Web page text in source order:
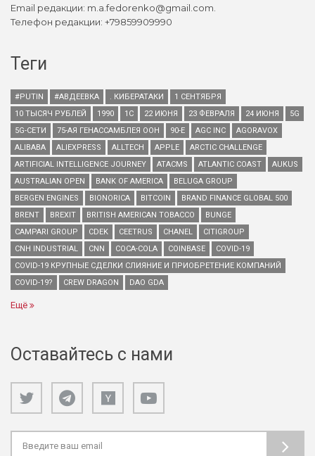
Email редакции: m.a.fedorenko@gmail.com.
Телефон редакции: +79859909990
Теги
#PUTIN #АВДЕЕВКА . КИБЕРАТАКИ
1 СЕНТЯБРЯ
10 ТЫСЯЧ РУБЛЕЙ
1990 1С 22 ИЮНЯ 23 ФЕВРАЛЯ 24 ИЮНЯ
5G
5G-СЕТИ
75-АЯ ГЕНАССАМБЛЕЯ ООН 90-Е AGC INC
AGORAVOX
ALIBABA
ALIEXPRESS ALLTECH APPLE
ARCTIC CHALLENGE
ARTIFICIAL INTELLIGENCE JOURNEY
ATACMS ATLANTIC COAST
AUKUS
AUSTRALIAN OPEN
BANK OF AMERICA
BELUGA GROUP
BERGEN ENGINES
BIONORICA BITCOIN
BRAND FINANCE GLOBAL 500
BRENT
BREXIT BRITISH AMERICAN TOBACCO
BUNGE
CAMPARI GROUP
CDEK CEETRUS CHANEL
CITIGROUP
CNH INDUSTRIAL
CNN COCA-COLA COINBASE
COVID-19
COVID-19 КРУПНЫЕ СДЕЛКИ СЛИЯНИЕ И ПРИОБРЕТЕНИЕ КОМПАНИЙ
COVID-19?
CREW DRAGON DAO GDA
Ещё
Оставайтесь с нами